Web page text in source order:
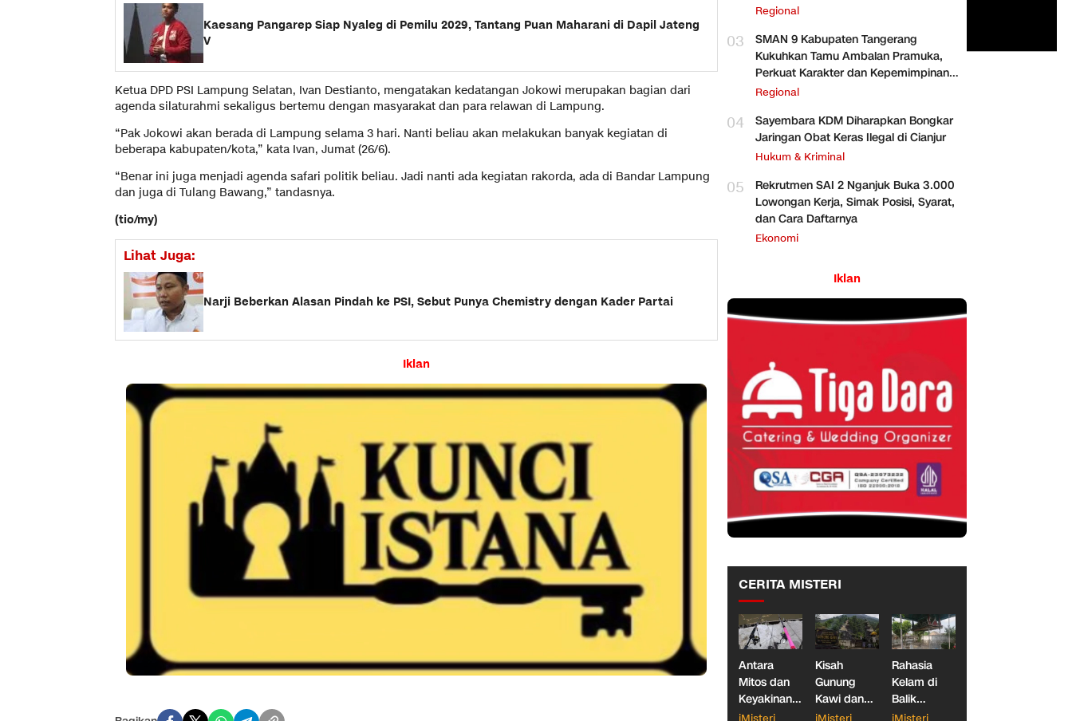
Kaesang Pangarep Siap Nyaleg di Pemilu 2029, Tantang Puan Maharani di Dapil Jateng
V
Ketua DPD PSI Lampung Selatan, Ivan Destianto, mengatakan kedatangan Jokowi merupakan bagian dari
agenda silaturahmi sekaligus bertemu dengan masyarakat dan para relawan di Lampung.
“Pak Jokowi akan berada di Lampung selama 3 hari. Nanti beliau akan melakukan banyak kegiatan di
beberapa kabupaten/kota,” kata Ivan, Jumat (26/6).
“Benar ini juga menjadi agenda safari politik beliau. Jadi nanti ada kegiatan rakorda, ada di Bandar Lampung
dan juga di Tulang Bawang,” tandasnya.
(tio/my)
Lihat Juga:
Narji Beberkan Alasan Pindah ke PSI, Sebut Punya Chemistry dengan Kader Partai
Iklan
Regional
03
SMAN 9 Kabupaten Tangerang
Kukuhkan Tamu Ambalan Pramuka,
Perkuat Karakter dan Kepemimpinan
Siswa
Regional
04
Sayembara KDM Diharapkan Bongkar
Jaringan Obat Keras Ilegal di Cianjur
Hukum & Kriminal
05
Rekrutmen SAI 2 Nganjuk Buka 3.000
Lowongan Kerja, Simak Posisi, Syarat,
dan Cara Daftarnya
Ekonomi
Iklan
CERITA MISTERI
Antara
Mitos dan
Keyakinan,
Ketika
Kisah
Gunung
Kawi dan
Dua
Rahasia
Kelam di
Balik
Makam